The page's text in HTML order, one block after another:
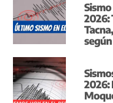
2026:
según
2026: